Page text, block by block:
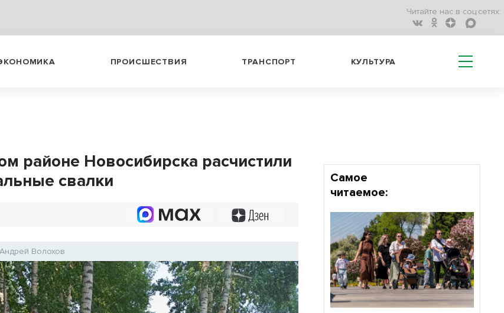
Читайте нас в соц.сетях:
ПРОИСШЕСТВИЯ ТРАНСПОРТ КУЛЬТУРА
районе Новосибирска расчистили
свалки
Андрей Волохов
Самое
читаемое: